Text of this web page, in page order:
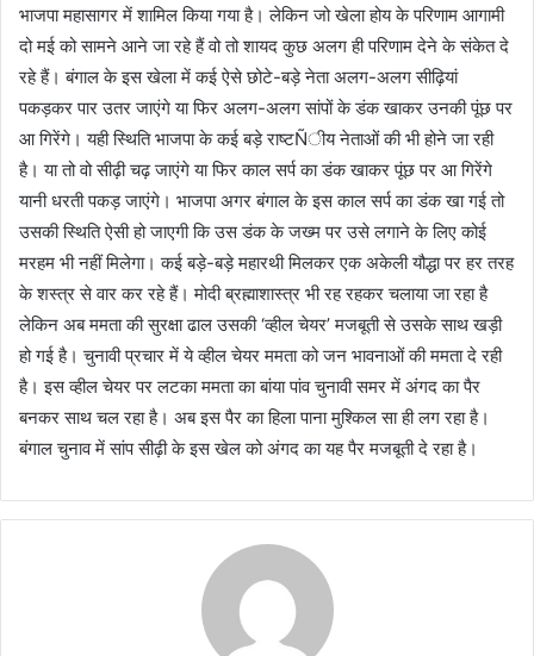
भाजपा महासागर में शामिल किया गया है। लेकिन जो खेला होय के परिणाम आगामी
दो मई को सामने आने जा रहे हैं वो तो शायद कुछ अलग ही परिणाम देने के संकेत दे
रहे हैं। बंगाल के इस खेला में कई ऐसे छोटे-बड़े नेता अलग-अलग सीढ़ियां
पकड़कर पार उतर जाएंगे या फिर अलग-अलग सांपों के डंक खाकर उनकी पूंछ पर
आ गिरेंगे। यही स्थिति भाजपा के कई बड़े राष्टÑीय नेताओं की भी होने जा रही
है। या तो वो सीढ़ी चढ़ जाएंगे या फिर काल सर्प का डंक खाकर पूंछ पर आ गिरेंगे
यानी धरती पकड़ जाएंगे। भाजपा अगर बंगाल के इस काल सर्प का डंक खा गई तो
उसकी स्थिति ऐसी हो जाएगी कि उस डंक के जख्म पर उसे लगाने के लिए कोई
मरहम भी नहीं मिलेगा। कई बड़े-बड़े महारथी मिलकर एक अकेली यौद्धा पर हर तरह
के शस्त्र से वार कर रहे हैं। मोदी ब्रह्माशास्त्र भी रह रहकर चलाया जा रहा है
लेकिन अब ममता की सुरक्षा ढाल उसकी ‘व्हील चेयर’ मजबूती से उसके साथ खड़ी
हो गई है। चुनावी प्रचार में ये व्हील चेयर ममता को जन भावनाओं की ममता दे रही
है। इस व्हील चेयर पर लटका ममता का बांया पांव चुनावी समर में अंगद का पैर
बनकर साथ चल रहा है। अब इस पैर का हिला पाना मुश्किल सा ही लग रहा है।
बंगाल चुनाव में सांप सीढ़ी के इस खेल को अंगद का यह पैर मजबूती दे रहा है।